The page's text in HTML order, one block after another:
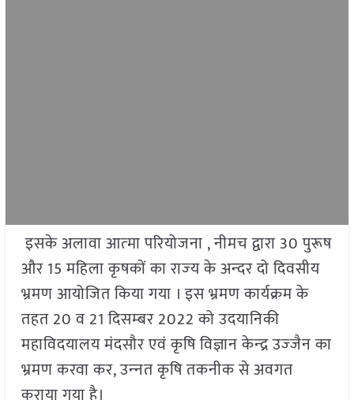
इसके अलावा आत्‍मा परियोजना , नीमच द्वारा 30 पुरूष
और 15 महिला कृषकों का राज्‍य के अन्‍दर दो दिवसीय
भ्रमण आयोजित किया गया । इस भ्रमण कार्यक्रम के
तहत 20 व 21 दिसम्‍बर 2022 को उदयानिकी
महाविदयालय मंदसौर एवं कृषि विज्ञान केन्‍द्र उज्‍जैन का
भ्रमण करवा कर, उन्‍नत कृषि तकनीक से अवगत